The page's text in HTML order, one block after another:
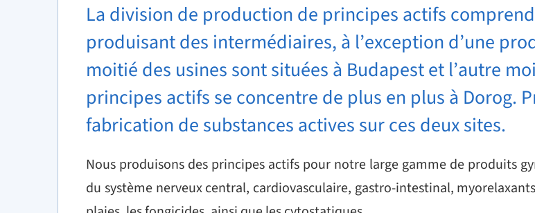
La division de production de principes actifs
produisant des intermédiaires, à l’exception d’une
moitié des usines sont situées à Budapest et l’autre
principes actifs se concentre de plus en plus à Dorog.
fabrication de substances actives sur ces deux sites.
Nous produisons des principes actifs pour notre large gamme de produits
du système nerveux central, cardiovasculaire, gastro-intestinal,